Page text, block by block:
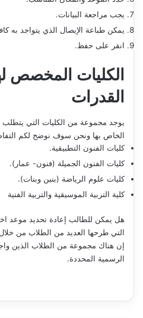
يجب مراجعة البيانات.
يمكن طباعة الإيصال الذي يتواجد به
انقر على حفظ.
الكليات المخصص
القدرات
يوجد مجموعة من الكليات التي يتطلب
الخاص بها ونحن سوف نوضح لكم
كليات الفنون التطبيقية.
كليات الفنون الجميلة (فنون- عمار).
كليات علوم الرياضة (بنين وبنات).
كلية التربية الموسيقية والتربية الفنية
هل يمكن للطالب إعادة تحديد موعد
التي طرحها العديد من الطلاب من
إن هناك مجموعة من الطلاب الذين
الرسمية المحددة.